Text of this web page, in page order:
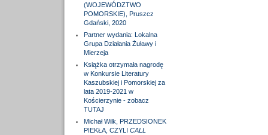
(WOJEWÓDZTWO
POMORSKIE), Pruszcz
Gdański, 2020
Partner wydania: Lokalna
Grupa Działania Żuławy i
Mierzeja
Książka otrzymała nagrodę
w Konkursie Literatury
Kaszubskiej i Pomorskiej za
lata 2019-2021 w
Kościerzynie - zobacz
TUTAJ
Michał Wilk, PRZEDSIONEK
PIEKŁA, CZYLI CALL